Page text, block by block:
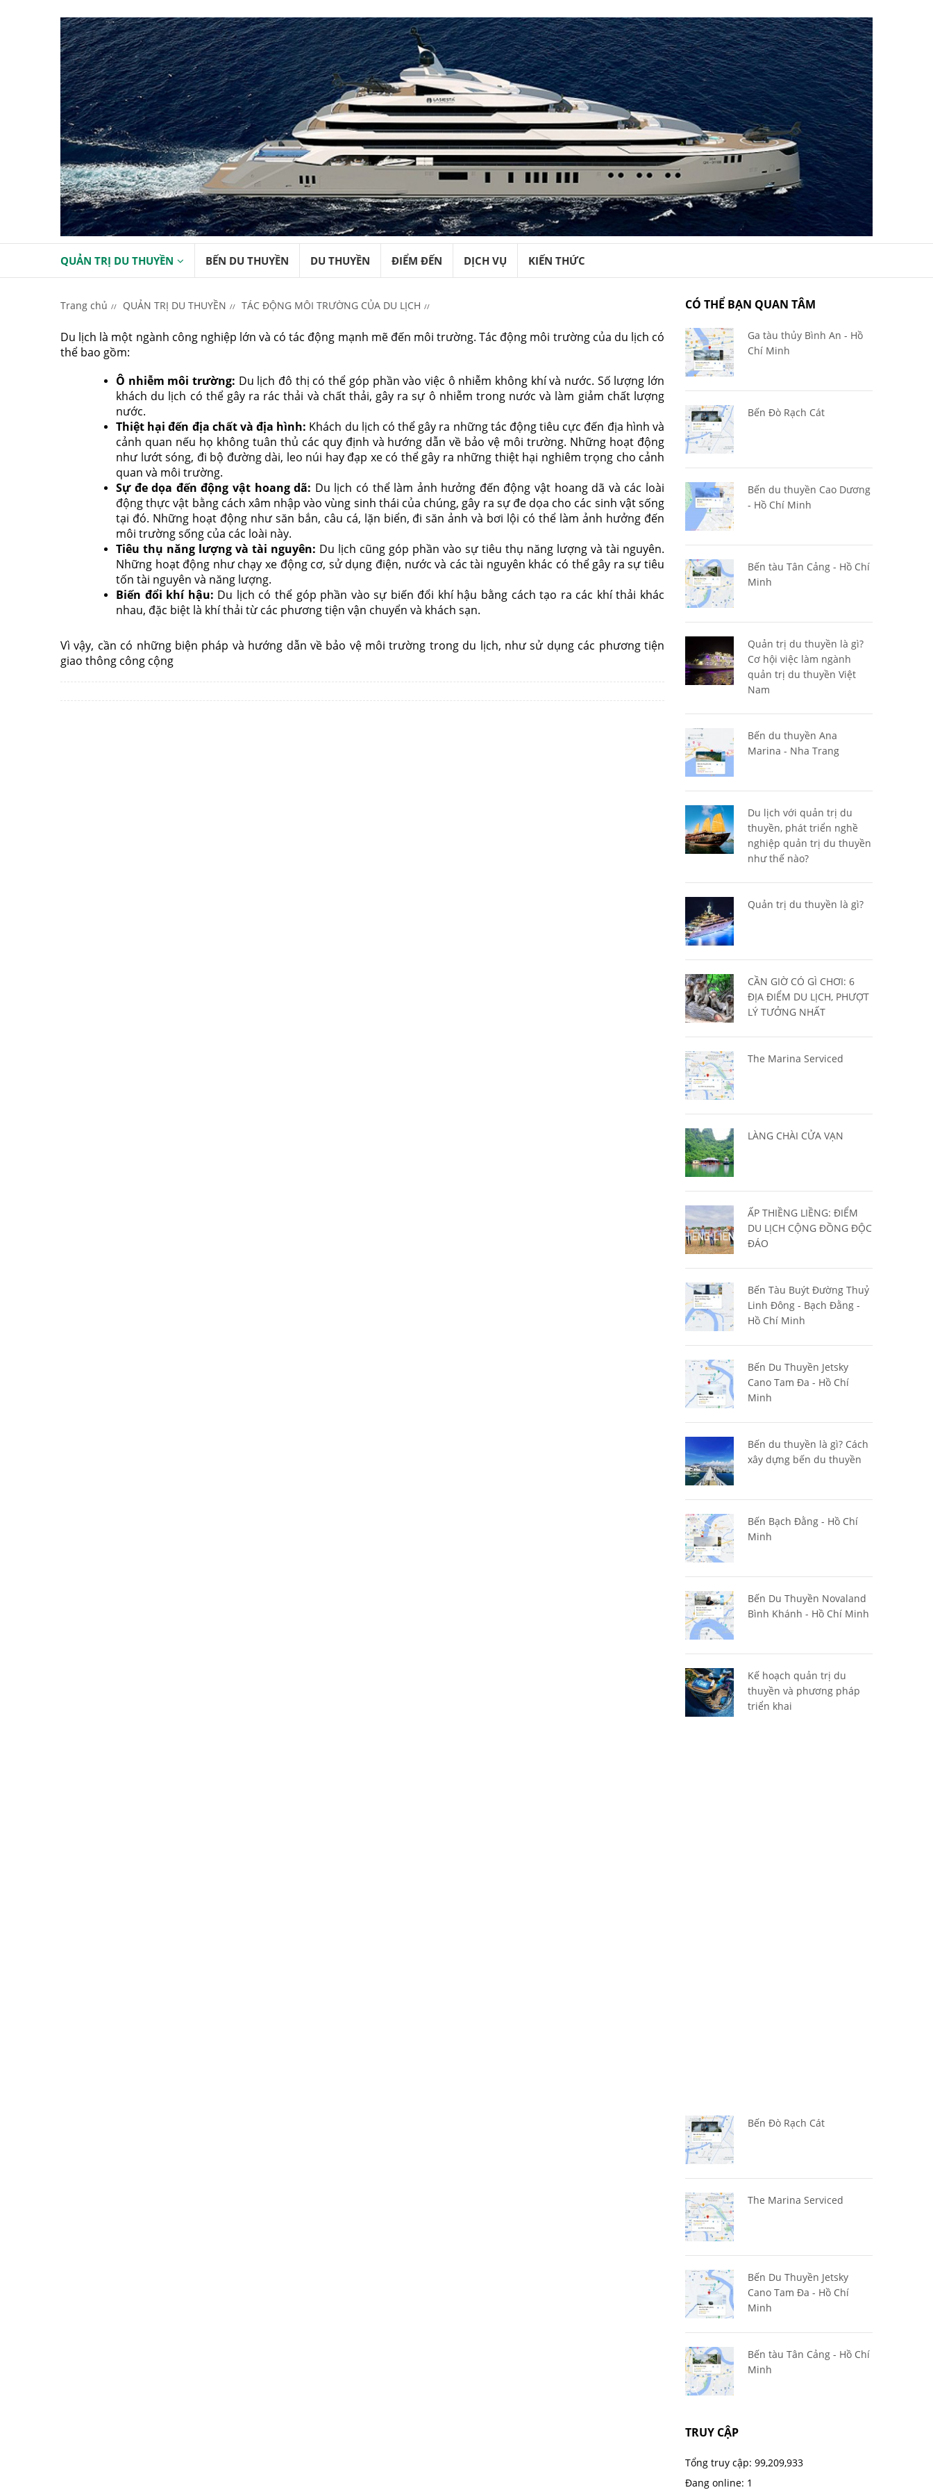
QUẢN TRỊ DU THUYỀN BẾN DU THUYỀN DU THUYỀN ĐIỂM ĐẾN DỊCH VỤ KIẾN THỨC
Trang chủ QUẢN TRỊ DU THUYỀN TÁC ĐỘNG MÔI TRƯỜNG CỦA DU LỊCH
Du lịch là một ngành công nghiệp lớn và có tác động mạnh mẽ đến môi trường. Tác động môi trường của du lịch có
thể bao gồm:
Ô nhiễm môi trường: Du lịch đô thị có thể góp phần vào việc ô nhiễm không khí và nước. Số lượng lớn
khách du lịch có thể gây ra rác thải và chất thải, gây ra sự ô nhiễm trong nước và làm giảm chất lượng
nước.
Thiệt hại đến địa chất và địa hình: Khách du lịch có thể gây ra những tác động tiêu cực đến địa hình và
cảnh quan nếu họ không tuân thủ các quy định và hướng dẫn về bảo vệ môi trường. Những hoạt động
như lướt sóng, đi bộ đường dài, leo núi hay đạp xe có thể gây ra những thiệt hại nghiêm trọng cho cảnh
quan và môi trường.
Sự đe dọa đến động vật hoang dã: Du lịch có thể làm ảnh hưởng đến động vật hoang dã và các loài
động thực vật bằng cách xâm nhập vào vùng sinh thái của chúng, gây ra sự đe dọa cho các sinh vật sống
tại đó. Những hoạt động như săn bắn, câu cá, lặn biển, đi săn ảnh và bơi lội có thể làm ảnh hưởng đến
môi trường sống của các loài này.
Tiêu thụ năng lượng và tài nguyên: Du lịch cũng góp phần vào sự tiêu thụ năng lượng và tài nguyên.
Những hoạt động như chạy xe động cơ, sử dụng điện, nước và các tài nguyên khác có thể gây ra sự tiêu
tốn tài nguyên và năng lượng.
Biến đổi khí hậu: Du lịch có thể góp phần vào sự biến đổi khí hậu bằng cách tạo ra các khí thải khác
nhau, đặc biệt là khí thải từ các phương tiện vận chuyển và khách sạn.
Vì vậy, cần có những biện pháp và hướng dẫn về bảo vệ môi trường trong du lịch, như sử dụng các phương tiện
giao thông công cộng
CÓ THỂ BẠN QUAN TÂM
Ga tàu thủy Bình An - Hồ
Chí Minh
Bến Đò Rạch Cát
Bến du thuyền Cao Dương
- Hồ Chí Minh
Bến tàu Tân Cảng - Hồ Chí
Minh
Quản trị du thuyền là gì?
Cơ hội việc làm ngành
quản trị du thuyền Việt
Nam
Bến du thuyền Ana
Marina - Nha Trang
Du lịch với quản trị du
thuyền, phát triển nghề
nghiệp quản trị du thuyền
như thế nào?
Quản trị du thuyền là gì?
CẦN GIỜ CÓ GÌ CHƠI: 6
ĐỊA ĐIỂM DU LỊCH, PHƯỢT
LÝ TƯỞNG NHẤT
The Marina Serviced
LÀNG CHÀI CỬA VẠN
ẤP THIỀNG LIỀNG: ĐIỂM
DU LỊCH CỘNG ĐỒNG ĐỘC
ĐÁO
Bến Tàu Buýt Đường Thuỷ
Linh Đông - Bạch Đằng -
Hồ Chí Minh
Bến Du Thuyền Jetsky
Cano Tam Đa - Hồ Chí
Minh
Bến du thuyền là gì? Cách
xây dựng bến du thuyền
Bến Bạch Đằng - Hồ Chí
Minh
Bến Du Thuyền Novaland
Bình Khánh - Hồ Chí Minh
Kế hoạch quản trị du
thuyền và phương pháp
triển khai
Bến Đò Rạch Cát
The Marina Serviced
Bến Du Thuyền Jetsky
Cano Tam Đa - Hồ Chí
Minh
Bến tàu Tân Cảng - Hồ Chí
Minh
TRUY CẬP
Tổng truy cập: 99,209,933
Đang online: 1